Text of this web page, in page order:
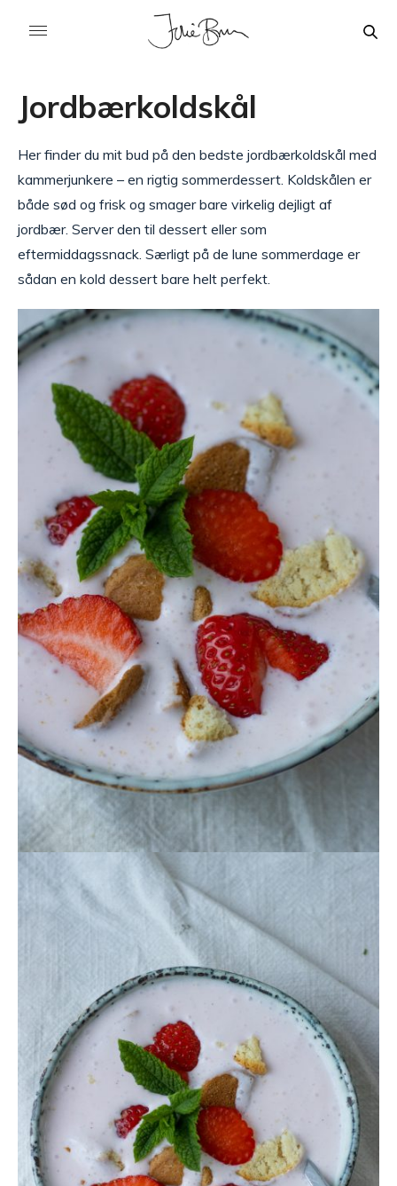
Jordbærkoldskål
Her finder du mit bud på den bedste jordbærkoldskål med
kammerjunkere – en rigtig sommerdessert. Koldskålen er
både sød og frisk og smager bare virkelig dejligt af
jordbær. Server den til dessert eller som
eftermiddagssnack. Særligt på de lune sommerdage er
sådan en kold dessert bare helt perfekt.